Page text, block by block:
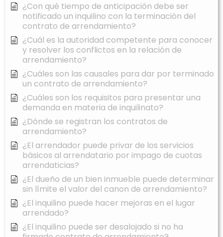
¿Con qué tiempo de anticipación debe ser
notificado un inquilino con la terminación del
contrato de arrendamiento?
¿Cuál es la autoridad competente para conocer
y resolver los conflictos en la relación de
arrendamiento?
¿Cuáles son las causales para dar por terminado
un contrato de arrendamiento?
¿Cuáles son los requisitos para presentar una
demanda en materia de inquilinato?
¿Dónde se registran los contratos de
arrendamiento?
¿El arrendador puede privar de los servicios
básicos al arrendatario por impago de cuotas
arrendaticias?
¿El dueño de un bien inmueble puede determinar
sin límite el valor del canon de arrendamiento?
¿El inquilino puede hacer mejoras en el lugar
arrendado?
¿El inquilino puede ser desalojado si no ha